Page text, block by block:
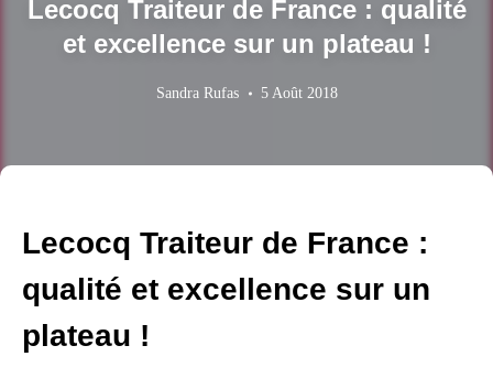
Lecocq Traiteur de France : qualité
et excellence sur un plateau !
Sandra Rufas 5 Août 2018
Lecocq Traiteur de France :
qualité et excellence sur un
plateau !